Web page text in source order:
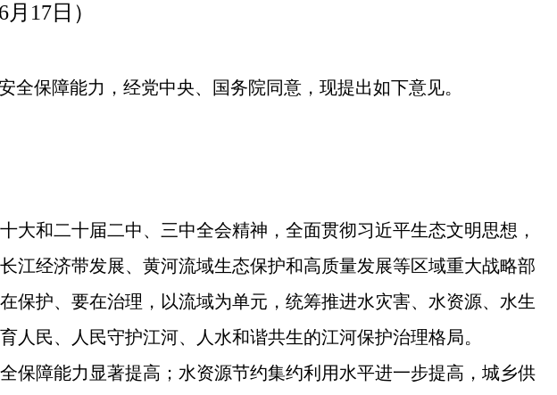
月17日）
保障能力，经党中央、国务院同意，现提出如下意见。
和二十届二中、三中全会精神，全面贯彻习近平生态文明思想，
江经济带发展、黄河流域生态保护和高质量发展等区域重大战略部
保护、要在治理，以流域为单元，统筹推进水灾害、水资源、水生
民、人民守护江河、人水和谐共生的江河保护治理格局。
保障能力显著提高；水资源节约集约利用水平进一步提高，城乡供